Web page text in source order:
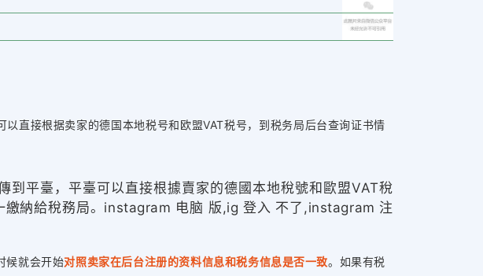
直接根据卖家的德国本地税号和欧盟VAT税号，到税务局后台查询证书情
平臺，平臺可以直接根據賣家的德國本地稅號和歐盟VAT稅
繳納給稅務局。instagram 电脑 版,ig 登入 不了,instagram 注
候就会开始对照卖家在后台注册的资料信息和税务信息是否一致。如果有税